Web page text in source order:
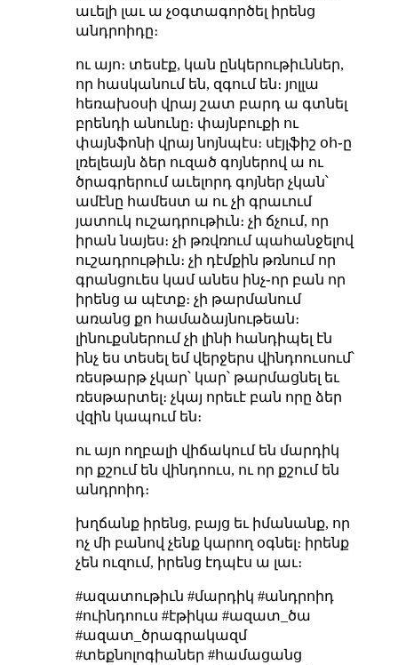
աւելի լաւ ա չօգտագործել իրենց
անդրոիդը։
ու այո։ տեսէք, կան ընկերութիւններ,
որ հասկանում են, զգում են։ յոլլա
հեռախօսի վրայ շատ բարդ ա գտնել
բրենդի անունը։ փայնբուքի ու
փայնֆոնի վրայ նոյնպէս։ սէյլֆիշ օհ֊ը
լռելեայն ձեր ուզած գոյներով ա ու
ծրագրերում աւելորդ գոյներ չկան՝
ամէնը համեստ ա ու չի գրաւում
յատուկ ուշադրութիւն։ չի ճչում, որ
իրան նայես։ չի թռվռում պահանջելով
ուշադրութիւն։ չի դէմքին թռնում որ
գրանցուես կամ անես ինչ֊որ բան որ
իրենց ա պէտք։ չի թարմանում
առանց քո համաձայնութեան։
լինուքսներում չի լինի հանդիպել էն
ինչ ես տեսել եմ վերջերս վինդոուսում՝
ռեսթարթ չկար՝ կար՝ թարմացնել եւ
ռեսթարտել։ չկայ որեւէ բան որը ձեր
վզին կապում են։
ու այո ողբալի վիճակում են մարդիկ
որ քշում են վինդոուս, ու որ քշում են
անդրոիդ։
խղճանք իրենց, բայց եւ իմանանք, որ
ոչ մի բանով չենք կարող օգնել։ իրենք
չեն ուզում, իրենց էդպէս ա լաւ։
#ազատութիւն #մարդիկ #անդրոիդ
#ուինդոուս #էթիկա #ազատ_ծա
#ազատ_ծրագրակազմ
#տեքնոլոգիաներ #համացանց